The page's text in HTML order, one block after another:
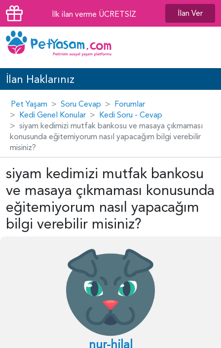
İlk ilan verme ÜCRETSİZ İlan Ver
İlan Haklarınız
Pet Yaşam Soru Cevap
Forumlar
Kedi Genel Konular
Kedi Soru - Cevap
siyam kedimizi mutfak bankosu ve masaya çıkmaması
konusunda eğitemiyorum nasıl yapacağım bilgi verebilir
misiniz?
siyam kedimizi mutfak bankosu
ve masaya çıkmaması konusunda
eğitemiyorum nasıl yapacağım
bilgi verebilir misiniz?
nur-hilal